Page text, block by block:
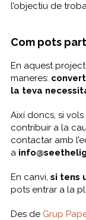
l’objectiu de
Com pots
En aquest
maneres:
la teva
Així doncs, si vols
contribuir a la
contactar amb
a
En canvi, si tens
pots entrar a la
Des de Grup